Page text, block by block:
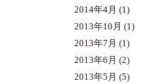
2014年4月 (1)
2013年10月 (1)
2013年7月 (1)
2013年6月 (2)
2013年5月 (5)